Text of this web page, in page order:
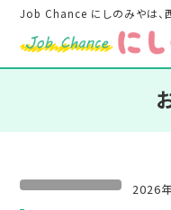
Job Chance にしのみやは、
2026